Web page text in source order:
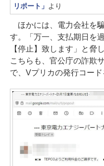
リポート」 より
ほかには、電力会社を
す。「万一、支払期日を
【停止】致します」と脅
こちらも、官公庁の詐欺
で、Vプリカの発行コード